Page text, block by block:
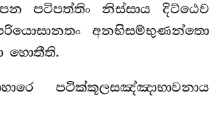
පටිපත්තිං නිස්සාය දිට්ඨෙව
අනභිසම්භුණන්තො
හොතීති.
පටික්කූලසඤ්ඤාභාවනාය